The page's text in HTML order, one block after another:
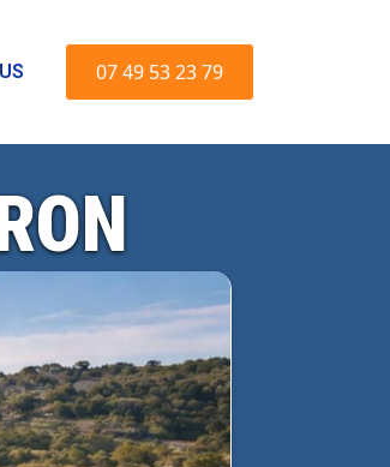
07 49 53 23 79